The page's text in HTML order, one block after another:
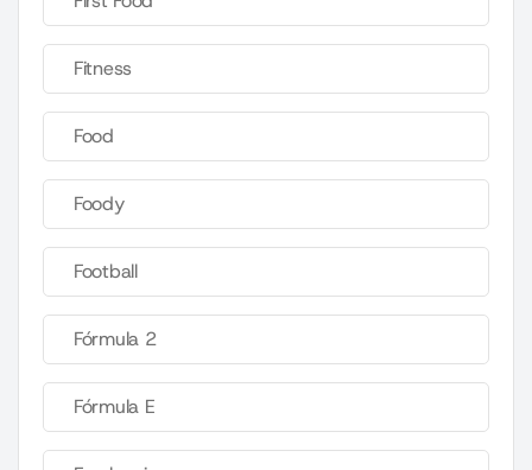
Fitness
Food
Foody
Football
Fórmula 2
Fórmula E